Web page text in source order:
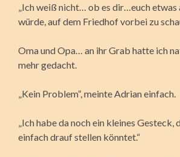
„Ich weiß nicht… ob es dir…euch etwas
würde, auf dem Friedhof vorbei zu
Oma und Opa… an ihr Grab hatte ich
mehr gedacht.
„Kein Problem“, meinte Adrian einfach.
„Ich habe da noch ein kleines Gesteck,
einfach drauf stellen könntet.“